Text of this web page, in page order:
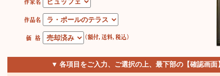
▼ 各項目をご入力、ご選択の上、最下部の【確認画